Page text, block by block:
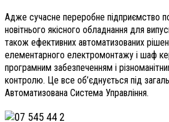
Адже сучасне переробне підприємство
новітнього якісного обладнання для
також ефективних автоматизованих
елементарного електромонтажу і шаф
програмним забезпеченням і
контролю. Це все об’єднується під
Автоматизована Система Управління.